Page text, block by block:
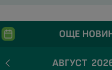
ОЩЕ
АВГУСТ